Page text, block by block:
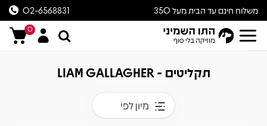
משלוח חינם עד הבית מעל 350
ש״ח
02-6568831
0
תקליטים - LIAM GALLAGHER
מיון לפי